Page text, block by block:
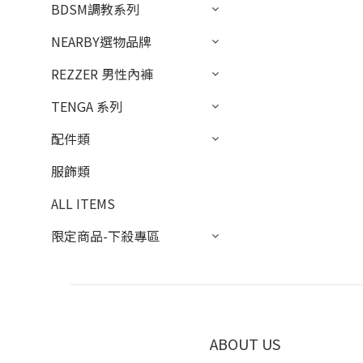
BDSM調教系列
NEARBY選物品牌
REZZER 男性內褲
TENGA 系列
配件類
服飾類
ALL ITEMS
限定商品-下殺專區
ABOUT US